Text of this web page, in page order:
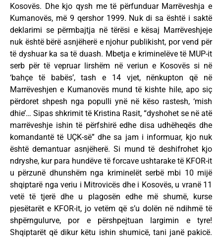
Kosovës. Dhe kjo qysh me të përfunduar Marrëveshja e
Kumanovës, më 9 qershor 1999. Nuk di sa është i saktë
deklarimi se përmbajtja në tërësi e kësaj Marrëveshjeje
nuk është bërë asnjëherë e njohur publikisht, por vend për
të dyshuar ka sa të duash. Mbetja e kriminelëve të MUP-it
serb për të vepruar lirshëm në veriun e Kosovës si në
‘bahçe të babës’, tash e 14 vjet, nënkupton që në
Marrëveshjen e Kumanovës mund të kishte hile, apo siç
përdoret shpesh nga populli ynë në këso rastesh, ‘mish
dhie’… Sipas shkrimit të Kristina Rasit, “dyshohet se në atë
marrëveshje ishin të përfshirë edhe disa udhëheqës dhe
komandantë të UÇK-së” dhe sa jam i informuar, kjo nuk
është demantuar asnjëherë. Si mund të deshifrohet kjo
ndryshe, kur para hundëve të forcave ushtarake të KFOR-it
u përzunë dhunshëm nga kriminelët serbë mbi 10 mijë
shqiptarë nga veriu i Mitrovicës dhe i Kosovës, u vranë 11
vetë të tjerë dhe u plagosën edhe më shumë, kurse
pjesëtarët e KFOR-it, jo vetëm që s’u dolën në ndihmë të
shpërngulurve, por e përshpejtuan largimin e tyre!
Shqiptarët që dikur këtu ishin shumicë, tani janë pakicë.